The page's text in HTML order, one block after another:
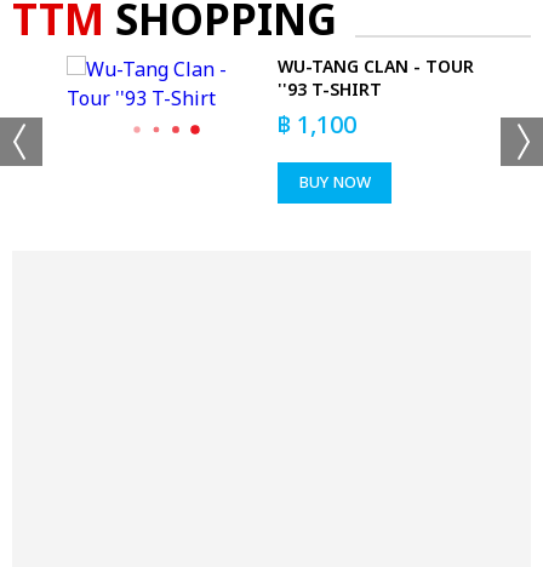
TTM SHOPPING
WU-TANG CLAN - TOUR
''93 T-SHIRT
฿ 1,100
BUY NOW